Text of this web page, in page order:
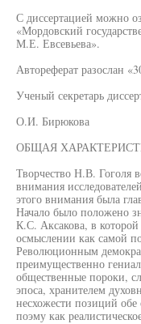
С диссертацией можно
«Мордовский
М.Е. Евсевьева».
Автореферат разослан
Ученый секретарь
О.И. Бирюкова
ОБЩАЯ
Творчество Н.В. Гоголя
внимания
этого внимания была
Начало было положено
К.С. Аксакова, в
осмыслении как самой
Революционным
преимущественно
общественные пороки,
эпоса, хранителем
несхожести позиций
поэму как